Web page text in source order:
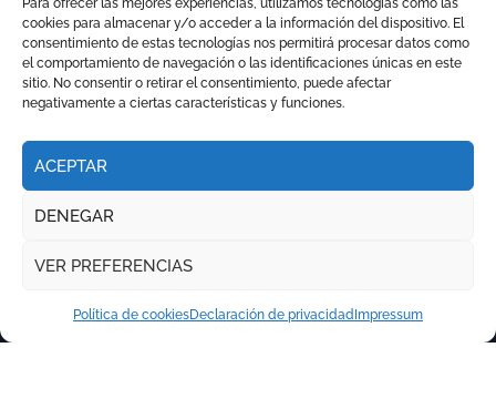
Para ofrecer las mejores experiencias, utilizamos tecnologías como las
cookies para almacenar y/o acceder a la información del dispositivo. El
consentimiento de estas tecnologías nos permitirá procesar datos como
el comportamiento de navegación o las identificaciones únicas en este
sitio. No consentir o retirar el consentimiento, puede afectar
negativamente a ciertas características y funciones.
ACEPTAR
DENEGAR
VER PREFERENCIAS
Política de cookiesDeclaración de privacidad Impressum
impacto en El Puerto